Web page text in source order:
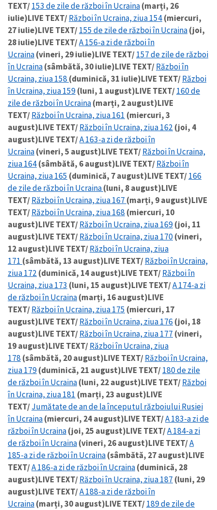
TEXT/153 de zile de război în Ucraina(marți, 26
iulie)LIVE TEXT/Război în Ucraina, ziua 154(miercuri,
27 iulie)LIVE TEXT/155 de zile de război în Ucraina(joi,
28 iulie)LIVE TEXT/A 156-a zi de război în
Ucraina(vineri, 29 iulie)LIVE TEXT/157 de zile de război
în Ucraina(sâmbătă, 30 iulie)LIVE TEXT/Război în
Ucraina, ziua 158 (duminică, 31 iulie)LIVE TEXT/Război
în Ucraina, ziua 159(luni, 1 august)LIVE TEXT/160 de
zile de război în Ucraina(marți, 2 august)LIVE
TEXT/Război în Ucraina, ziua 161 (miercuri, 3
august)LIVE TEXT/Război în Ucraina, ziua 162 (joi, 4
august)LIVE TEXT/A 163-a zi de război în
Ucraina(vineri, 5 august)LIVE TEXT/Război în Ucraina,
ziua 164(sâmbătă, 6 august)LIVE TEXT/Război în
Ucraina, ziua 165 (duminică, 7 august)LIVE TEXT/166
de zile de război în Ucraina(luni, 8 august)LIVE
TEXT/Război în Ucraina, ziua 167 (marți, 9 august)LIVE
TEXT/Război în Ucraina, ziua 168 (miercuri, 10
august)LIVE TEXT/Război în Ucraina, ziua 169(joi, 11
august)LIVE TEXT/Război în Ucraina, ziua 170(vineri,
12 august)LIVE TEXT/Război în Ucraina, ziua
171 (sâmbătă, 13 august)LIVE TEXT/Război în Ucraina,
ziua 172 (duminică, 14 august)LIVE TEXT/Război în
Ucraina, ziua 173 (luni, 15 august)LIVE TEXT/A 174-a zi
de război în Ucraina(marți, 16 august)LIVE
TEXT/Război în Ucraina, ziua 175 (miercuri, 17
august)LIVE TEXT/Război în Ucraina, ziua 176 (joi, 18
august)LIVE TEXT/Război în Ucraina, ziua 177 (vineri,
19 august)LIVE TEXT/Război în Ucraina, ziua
178 (sâmbătă, 20 august)LIVE TEXT/Război în Ucraina,
ziua 179(duminică, 21 august)LIVE TEXT/180 de zile
de război în Ucraina(luni, 22 august)LIVE TEXT/Război
în Ucraina, ziua 181 (marți, 23 august)LIVE
TEXT/Jumătate de an de la începutul războiului Rusiei
în Ucraina(miercuri, 24 august)LIVE TEXT/A 183-a zi de
război în Ucraina(joi, 25 august)LIVE TEXT/A 184-a zi
de război în Ucraina(vineri, 26 august)LIVE TEXT/A
185-a zi de război în Ucraina(sâmbătă, 27 august)LIVE
TEXT/A 186-a zi de război în Ucraina(duminică, 28
august)LIVE TEXT/Război în Ucraina, ziua 187 (luni, 29
august)LIVE TEXT/A 188-a zi de război în
Ucraina(marți, 30 august)LIVE TEXT/189 de zile de